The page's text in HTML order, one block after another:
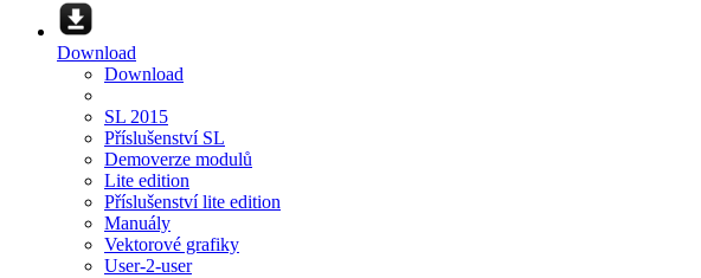
Download
Download
SL 2015
Příslušenství SL
Demoverze modulů
Lite edition
Příslušenství lite edition
Manuály
Vektorové grafiky
User-2-user